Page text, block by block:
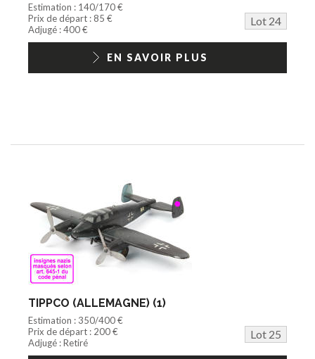
Estimation : 140/170 €
Prix de départ : 85 €
Lot 24
Adjugé : 400 €
EN SAVOIR PLUS
TIPPCO (ALLEMAGNE) (1)
Estimation : 350/400 €
Prix de départ : 200 €
Lot 25
Adjugé : Retiré